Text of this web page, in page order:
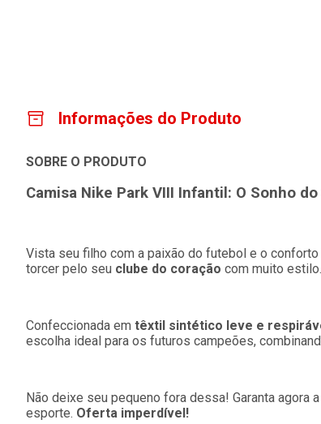
Informações do Produto
SOBRE O PRODUTO
Camisa Nike Park VIII Infantil: O Sonho
Vista seu filho com a paixão do futebol e o
torcer pelo seu clube do coração com muito estilo.
Confeccionada em têxtil sintético leve e
escolha ideal para os futuros campeões,
Não deixe seu pequeno fora dessa! Garanta agora a
esporte. Oferta imperdível!